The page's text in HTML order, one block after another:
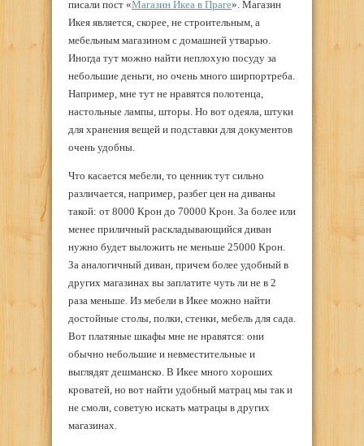
писали пост «Магазин Икеа в Праге». Магазин
Икея является, скорее, не строительным, а
мебельным магазином с домашней утварью.
Иногда тут можно найти неплохую посуду за
небольшие деньги, но очень много ширпортреба.
Например, мне тут не нравятся полотенца,
настольные лампы, шторы. Но вот одеяла, штуки
для хранения вещей и подставки для документов
очень удобны.
Что касается мебели, то ценник тут сильно
различается, например, разбег цен на диваны
такой: от 8000 Крон до 70000 Крон. За более или
менее приличный раскладывающийся диван
нужно будет выложить не меньше 25000 Крон.
За аналогичный диван, причем более удобный в
других магазинах вы заплатите чуть ли не в 2
раза меньше. Из мебели в Икее можно найти
достойные столы, полки, стенки, мебель для сада.
Вот платяные шкафы мне не нравятся: они
обычно небольшие и невместительные и
выглядят дешманско. В Икее много хороших
кроватей, но вот найти удобный матрац мы так и
не смоли, советую искать матрацы в других
магазинах.